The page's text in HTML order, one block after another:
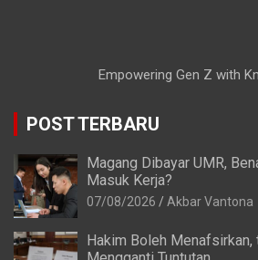
Empowering Gen Z with
POST TERBARU
Magang Dibayar UMR,
Masuk Kerja?
07/08/2026 Akbar Vantona
Hakim Boleh Menafsirkan,